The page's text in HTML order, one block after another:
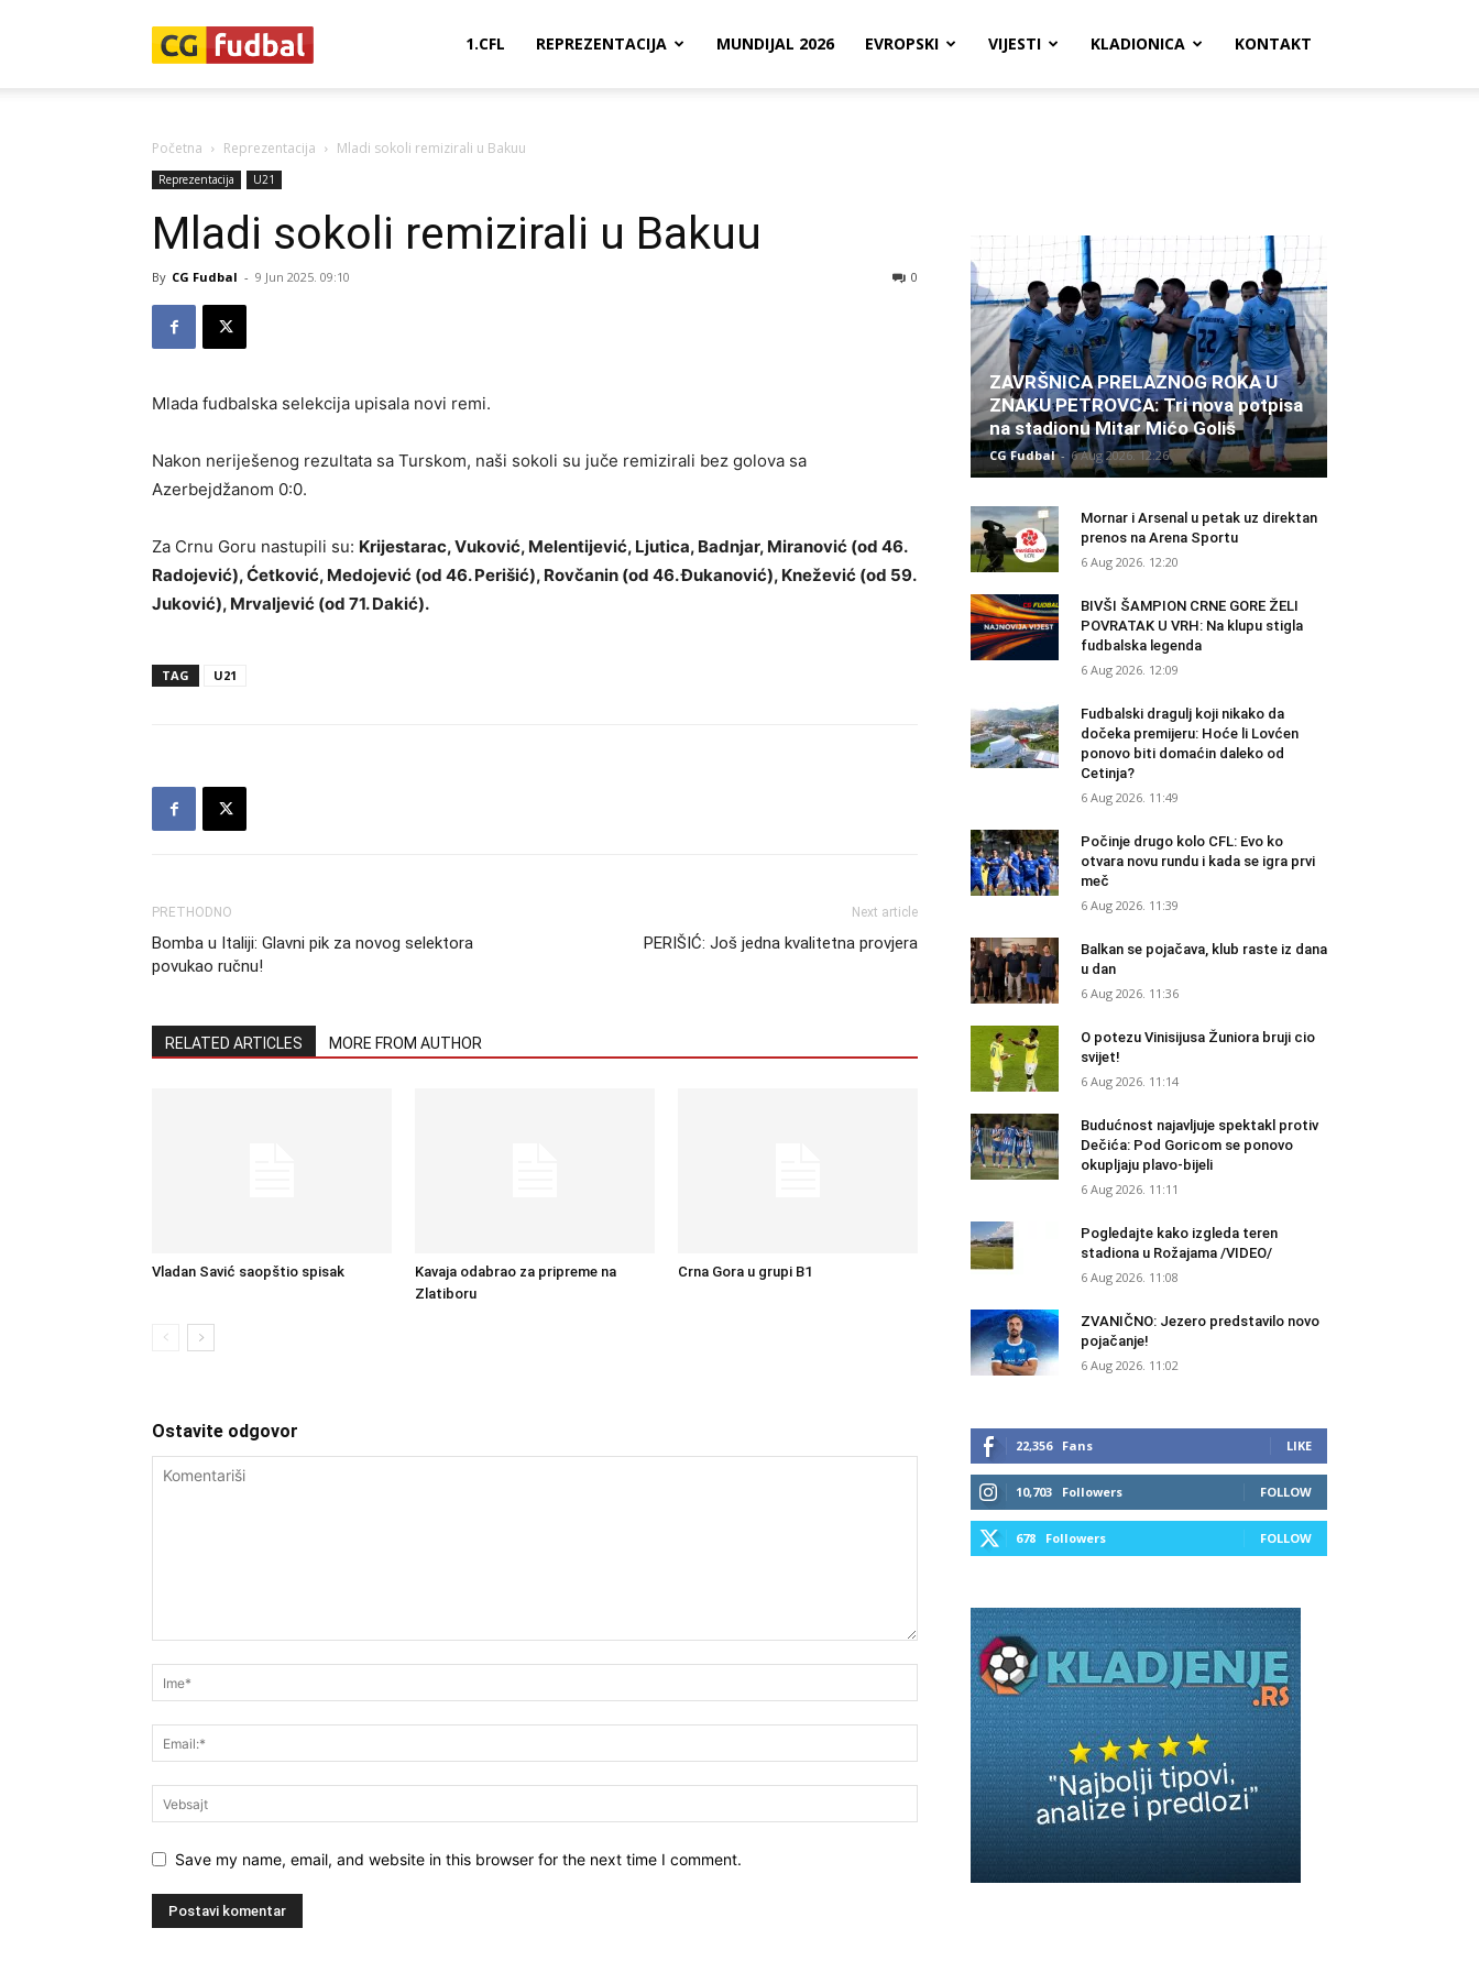
1.CFL REPREZENTACIJA MUNDIJAL 2026 EVROPSKI VIJESTI KLADIONICA KONTAKT
Početna Reprezentacija Mladi sokoli remizirali u Bakuu
Reprezentacija U21
Mladi sokoli remizirali u Bakuu
By CG Fudbal - 9 Jun 2025. 09:10 0
Mlada fudbalska selekcija upisala novi remi.
Nakon neriješenog rezultata sa Turskom, naši sokoli su juče remizirali bez golova sa
Azerbejdžanom 0:0.
Za Crnu Goru nastupili su: Krijestarac, Vuković, Melentijević, Ljutica, Badnjar, Miranović (od 46.
Radojević), Ćetković, Medojević (od 46. Perišić), Rovčanin (od 46. Đukanović), Knežević (od 59.
Juković), Mrvaljević (od 71. Dakić).
TAG U21
PRETHODNO
Bomba u Italiji: Glavni pik za novog selektora
povukao ručnu!
Next article
PERIŠIĆ: Još jedna kvalitetna provjera
RELATED ARTICLES MORE FROM AUTHOR
Vladan Savić saopštio spisak
Kavaja odabrao za pripreme na
Zlatiboru
Crna Gora u grupi B1
Ostavite odgovor
Save my name, email, and website in this browser for the next time I comment.
ZAVRŠNICA PRELAZNOG ROKA U
ZNAKU PETROVCA: Tri nova potpisa
na stadionu Mitar Mićo Goliš
CG Fudbal - 6 Aug 2026. 12:26
Mornar i Arsenal u petak uz direktan
prenos na Arena Sportu
6 Aug 2026. 12:20
BIVŠI ŠAMPION CRNE GORE ŽELI
POVRATAK U VRH: Na klupu stigla
fudbalska legenda
6 Aug 2026. 12:09
Fudbalski dragulj koji nikako da
dočeka premijeru: Hoće li Lovćen
ponovo biti domaćin daleko od
Cetinja?
6 Aug 2026. 11:49
Počinje drugo kolo CFL: Evo ko
otvara novu rundu i kada se igra prvi
meč
6 Aug 2026. 11:39
Balkan se pojačava, klub raste iz dana
u dan
6 Aug 2026. 11:36
O potezu Vinisijusa Žuniora bruji cio
svijet!
6 Aug 2026. 11:14
Budućnost najavljuje spektakl protiv
Dečića: Pod Goricom se ponovo
okupljaju plavo-bijeli
6 Aug 2026. 11:11
Pogledajte kako izgleda teren
stadiona u Rožajama /VIDEO/
6 Aug 2026. 11:08
ZVANIČNO: Jezero predstavilo novo
pojačanje!
6 Aug 2026. 11:02
22,356 Fans LIKE
10,703 Followers FOLLOW
678 Followers FOLLOW